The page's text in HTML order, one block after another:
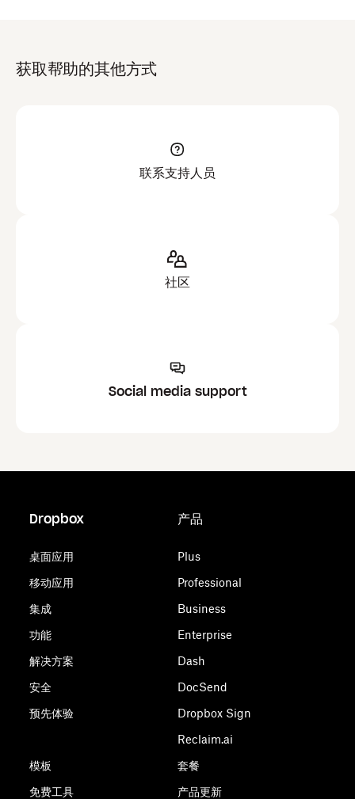
获取帮助的其他方式
联系支持人员
社区
Social media support
Dropbox
桌面应用
移动应用
集成
功能
解决方案
安全
预先体验
模板
免费工具
产品
Plus
Professional
Business
Enterprise
Dash
DocSend
Dropbox Sign
Reclaim.ai
套餐
产品更新